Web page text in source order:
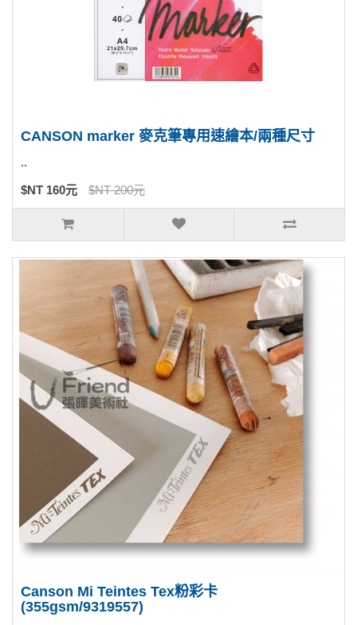
CANSON marker 麥克筆專用速繪本/兩種尺寸
..
$NT 160元 $NT 200元
Canson Mi Teintes Tex粉彩卡
(355gsm/9319557)